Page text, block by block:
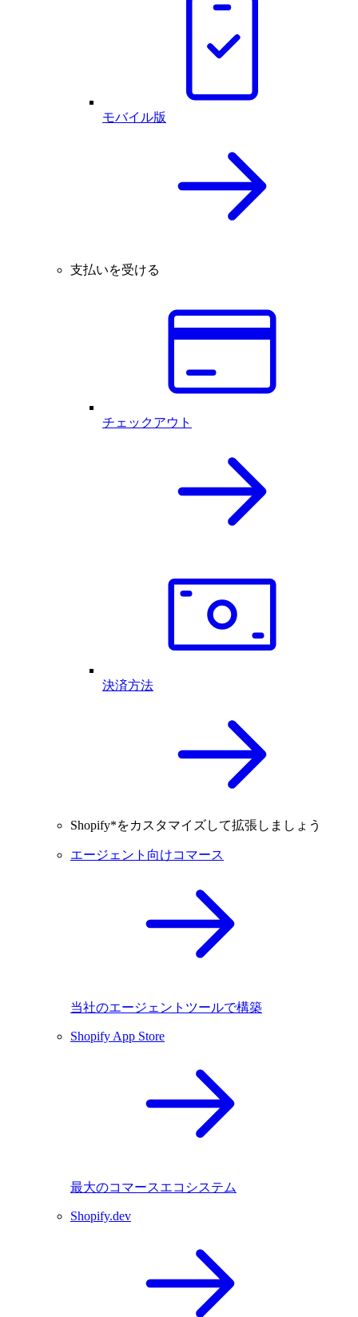
モバイル版
支払いを受ける
チェックアウト
決済方法
Shopify*をカスタマイズして拡張しましょう
エージェント向けコマース
当社のエージェントツールで構築
Shopify App Store
最大のコマースエコシステム
Shopify.dev